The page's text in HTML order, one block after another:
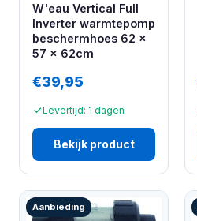
W'eau Vertical Full
Inverter warmtepomp
beschermhoes 62 x
57 x 62cm
€39,95
Levertijd: 1 dagen
Bekijk product
Aanbieding